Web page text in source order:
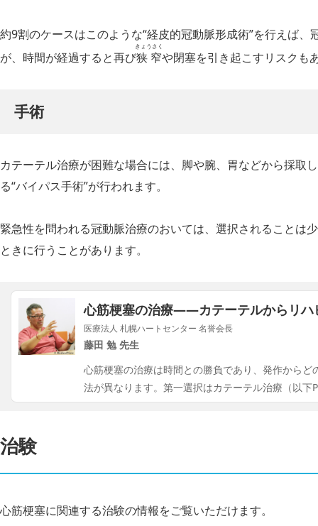
約9割のケースはこのような“経皮的冠動脈形成術”を行えば
が、時間が経過すると再び狭窄
きょうさく
や閉塞を引き起こすリスクも
手術
カテーテル治療が困難な場合には、脚や腕、胃などから採取
る“バイパス手術”が行われます。
緊急性を問われる冠動脈治療のおいては、選択されることは
ときに行うことがあります。
心筋梗塞の治療――​​カテーテルからリハ
医療法人 札幌ハートセンター 名誉会長
藤田 勉 先生
心筋梗塞の治療は時間との勝負であり、発作から
法が異なります。第一選択はカテーテル治療（以下
治験
心筋梗塞に関連する治験の情報をご覧いただけます。